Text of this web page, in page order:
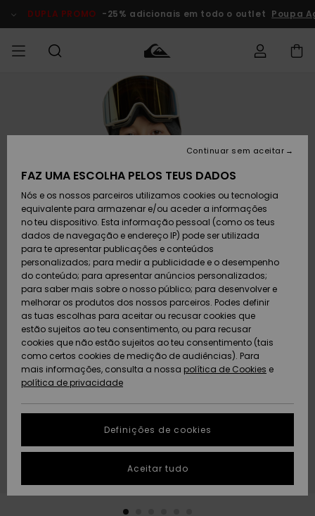
do
DUPLA PROMO -25% adicionais em todo o outlet Poupa
Roupas
Calçado e
chinelos
Surfe/água
Snow
Artigos
recém-
chegados
Coleções
MENINO
Roupas
Calçado e
chinelos
Surfe/água
Neve
Artigos
recém-
chegados
Highlights
MULHER
Shop
chegados
Highlights
Snow
SURF
Surf Shop
Homem
Crianças
Highlights
Community
SNOW
Artigos
Neve
Homem
Artigos
Criança
Snow Shop
Feminino
Highlights
Community
DUPLA
PROMO
Outlet
Homem
Criança
Outlet
Mulher
AJUDA
Acede à tua
encomenda
Devoluções
Pagamento
Cartão
presente
Quiksilver
Freedom
Protecção de
dados
Guia de
tamanhos
conversa para
obteres a
resposta mais
rápida à tua
SUSTAINABILITY
PRESENTE
FAZ UMA ESCOLHA PELOS TEUS DADOS
Nós e os nossos parceiros utilizamos cookies ou tecnologia
equivalente para armazenar e/ou aceder a informações
no teu dispositivo. Esta informação pessoal (como os teus
dados de navegação e endereço IP) pode ser utilizada
para te apresentar publicações e conteúdos
personalizados; para medir a publicidade e o desempenho
do conteúdo; para apresentar anúncios personalizados;
para saber mais sobre o nosso público; para desenvolver e
melhorar os produtos dos nossos parceiros. Podes definir
as tuas escolhas para aceitar ou recusar cookies que
estão sujeitos ao teu consentimento, ou para recusar
cookies que não estão sujeitos ao teu consentimento (tais
como certos cookies de medição de audiências). Para
mais informações, consulta a nossa política de Cookies e
política de privacidade
Definições de cookies
Continuar sem aceitar
Aceitar tudo